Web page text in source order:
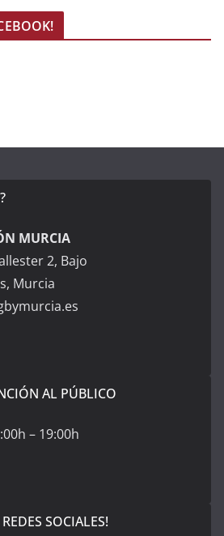
MURCIA
2, Bajo
Murcia
AL PÚBLICO
– 19:00h
SOCIALES!